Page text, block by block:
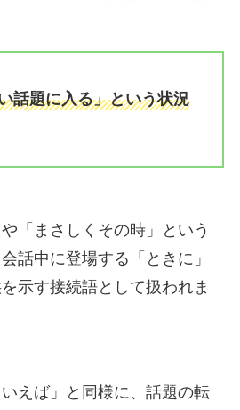
話題に入る」という状況
「まさしくその時」という
話中に登場する「ときに」
示す接続語として扱われま
いえば」と同様に、話題の転